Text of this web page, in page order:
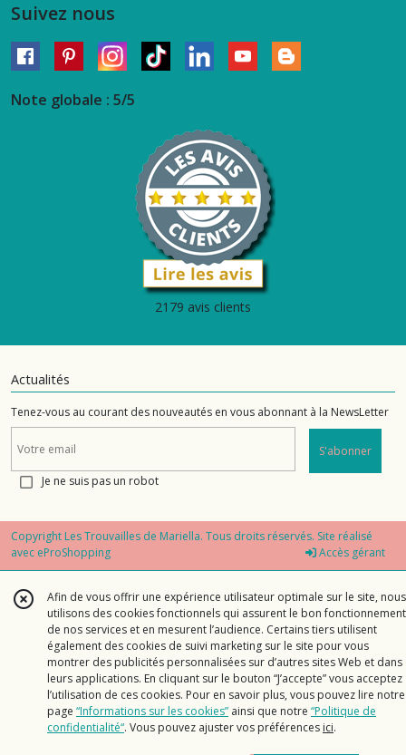
Suivez nous
Note globale : 5/5
2179 avis clients
Actualités
Tenez-vous au courant des nouveautés en vous abonnant à la NewsLetter
S'abonner
Je ne suis pas un robot
Copyright Les Trouvailles de Mariella. Tous droits réservés. Site réalisé
avec eProShopping Accès gérant
Afin de vous offrir une expérience utilisateur optimale sur le site, nous
utilisons des cookies fonctionnels qui assurent le bon fonctionnement
de nos services et en mesurent l’audience. Certains tiers utilisent
également des cookies de suivi marketing sur le site pour vous
montrer des publicités personnalisées sur d’autres sites Web et dans
leurs applications. En cliquant sur le bouton “J’accepte” vous acceptez
l’utilisation de ces cookies. Pour en savoir plus, vous pouvez lire notre
page “Informations sur les cookies” ainsi que notre “Politique de
confidentialité“. Vous pouvez ajuster vos préférences ici.